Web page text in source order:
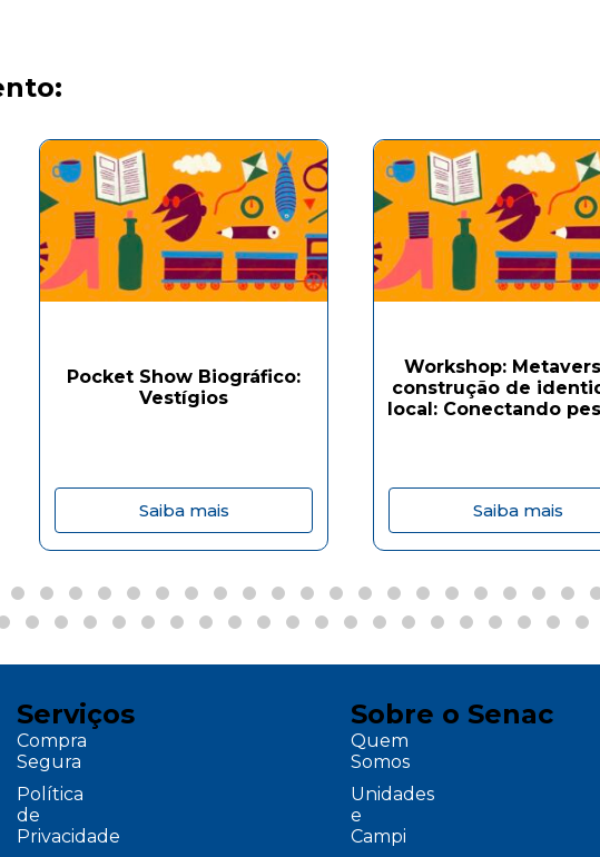
Pocket Show Biográfico:
Vestígios
Saiba mais
Workshop:
construção de
local: Conectando
Saiba mais
Serviços
Compra
Segura
Política
de
Privacidade
Sobre o Senac
Quem
Somos
Unidades
e
Campi